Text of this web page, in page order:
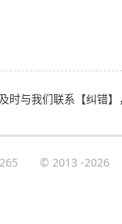
时与我们联系 【纠错】
© 2013 -2026